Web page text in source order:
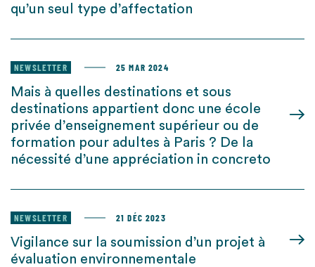
qu’un seul type d’affectation
NEWSLETTER 25 MAR 2024
Mais à quelles destinations et sous
destinations appartient donc une école
privée d’enseignement supérieur ou de
formation pour adultes à Paris ? De la
nécessité d’une appréciation in concreto
NEWSLETTER 21 DÉC 2023
Vigilance sur la soumission d’un projet à
évaluation environnementale